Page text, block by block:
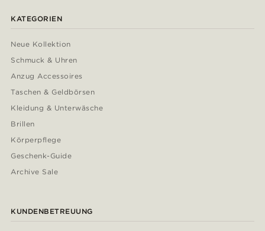
KATEGORIEN
Neue Kollektion
Schmuck & Uhren
Anzug Accessoires
Taschen & Geldbörsen
Kleidung & Unterwäsche
Brillen
Körperpflege
Geschenk-Guide
Archive Sale
KUNDENBETREUUNG